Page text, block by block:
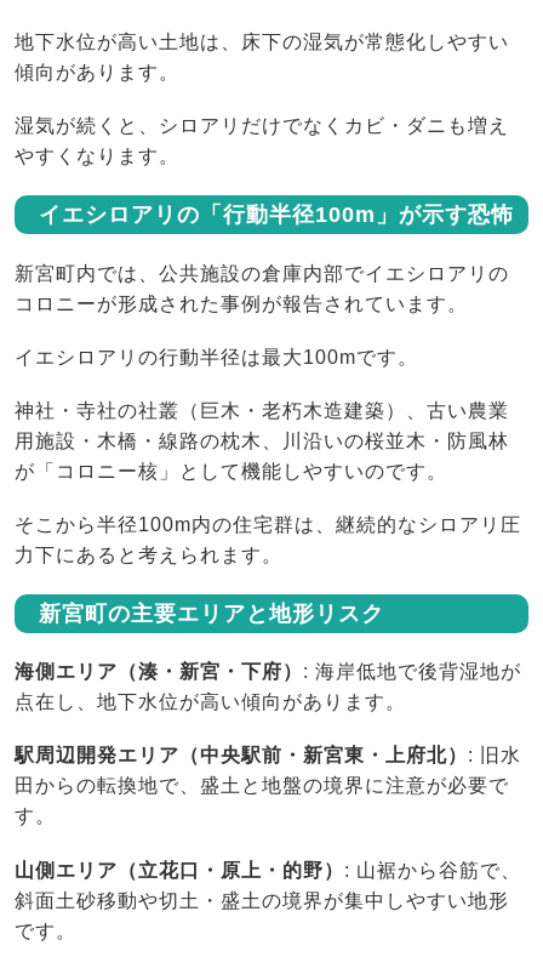
地下水位が高い土地は、床下の湿気が常態化しやすい
傾向があります。
湿気が続くと、シロアリだけでなくカビ・ダニも増え
やすくなります。
イエシロアリの「行動半径100m」が示す恐怖
新宮町内では、公共施設の倉庫内部でイエシロアリの
コロニーが形成された事例が報告されています。
イエシロアリの行動半径は最大100mです。
神社・寺社の社叢（巨木・老朽木造建築）、古い農業
用施設・木橋・線路の枕木、川沿いの桜並木・防風林
が「コロニー核」として機能しやすいのです。
そこから半径100m内の住宅群は、継続的なシロアリ圧
力下にあると考えられます。
新宮町の主要エリアと地形リスク
海側エリア（湊・新宮・下府） : 海岸低地で後背湿地が
点在し、地下水位が高い傾向があります。
駅周辺開発エリア（中央駅前・新宮東・上府北） : 旧水
田からの転換地で、盛土と地盤の境界に注意が必要で
す。
山側エリア（立花口・原上・的野） : 山裾から谷筋で、
斜面土砂移動や切土・盛土の境界が集中しやすい地形
です。